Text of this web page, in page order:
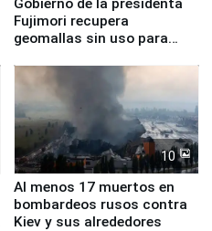
Fujimori recupera
geomallas sin uso para
Fenómeno El Niño
10
Al menos 17 muertos en
bombardeos rusos contra
Kiev y sus alrededores